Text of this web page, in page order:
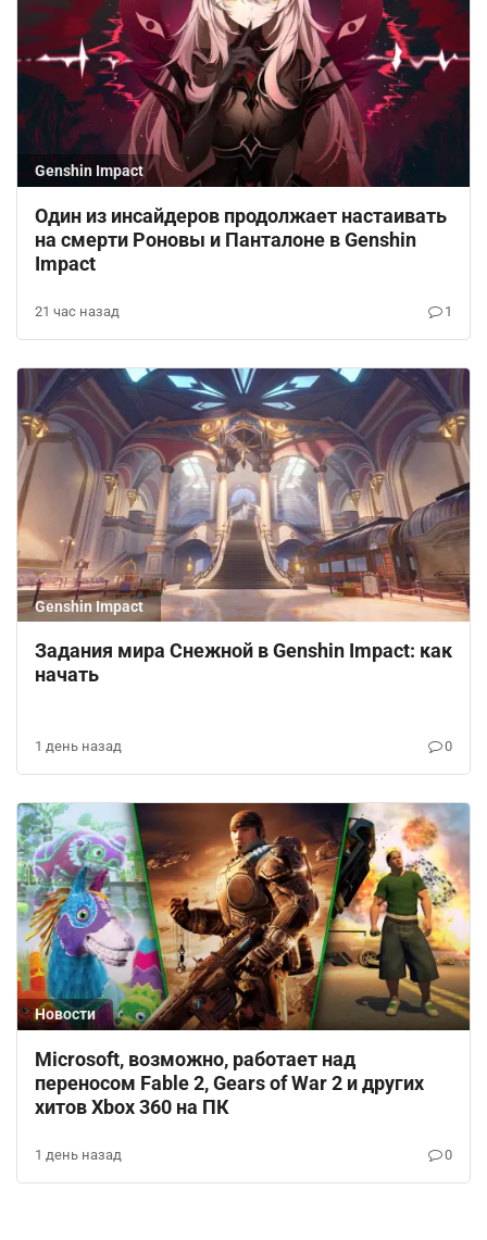
Genshin Impact
Один из инсайдеров продолжает настаивать
на смерти Роновы и Панталоне в Genshin
Impact
21 час назад 1
Genshin Impact
Задания мира Снежной в Genshin Impact: как
начать
1 день назад 0
Новости
Microsoft, возможно, работает над
переносом Fable 2, Gears of War 2 и других
хитов Xbox 360 на ПК
1 день назад 0